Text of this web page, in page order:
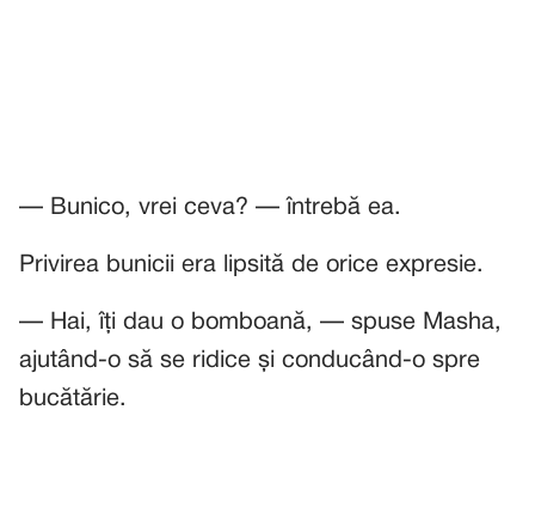
— Bunico, vrei ceva? — întrebă ea.
Privirea bunicii era lipsită de orice expresie.
— Hai, îți dau o bomboană, — spuse Masha,
ajutând-o să se ridice și conducând-o spre
bucătărie.